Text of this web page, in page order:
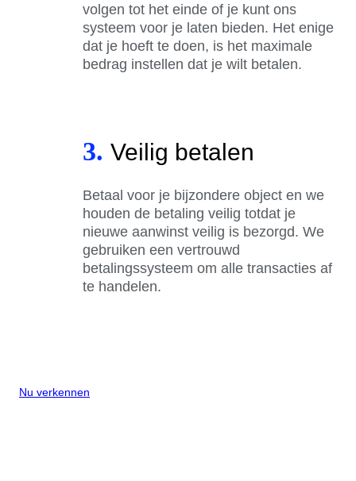
volgen tot het einde of je kunt ons
systeem voor je laten bieden. Het enige
dat je hoeft te doen, is het maximale
bedrag instellen dat je wilt betalen.
3. Veilig betalen
Betaal voor je bijzondere object en we
houden de betaling veilig totdat je
nieuwe aanwinst veilig is bezorgd. We
gebruiken een vertrouwd
betalingssysteem om alle transacties af
te handelen.
Nu verkennen